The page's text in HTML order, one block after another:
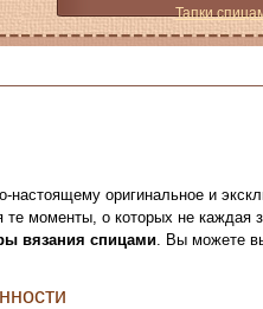
Тапки
настоящему оригинальное и
те моменты, о которых не каждая
вязания спицами. Вы можете